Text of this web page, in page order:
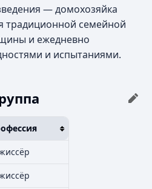
— домохозяйка
традиционной семейной
и ежедневно
и испытаниями.